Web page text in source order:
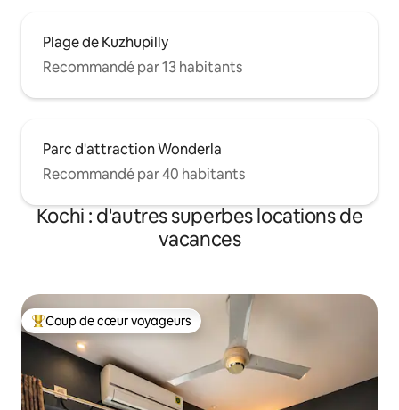
Plage de Kuzhupilly
Recommandé par 13 habitants
Parc d'attraction Wonderla
Recommandé par 40 habitants
Kochi : d'autres superbes locations de
vacances
Coups de cœur voyageurs les plus appréciés
Coup de cœur voyageurs